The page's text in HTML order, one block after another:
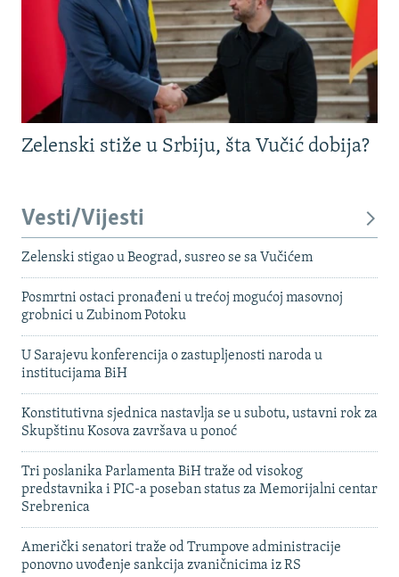
Zelenski stiže u Srbiju, šta Vučić dobija?
Vesti/Vijesti
Zelenski stigao u Beograd, susreo se sa Vučićem
Posmrtni ostaci pronađeni u trećoj mogućoj masovnoj
grobnici u Zubinom Potoku
U Sarajevu konferencija o zastupljenosti naroda u
institucijama BiH
Konstitutivna sjednica nastavlja se u subotu, ustavni rok za
Skupštinu Kosova završava u ponoć
Tri poslanika Parlamenta BiH traže od visokog
predstavnika i PIC-a poseban status za Memorijalni centar
Srebrenica
Američki senatori traže od Trumpove administracije
ponovno uvođenje sankcija zvaničnicima iz RS